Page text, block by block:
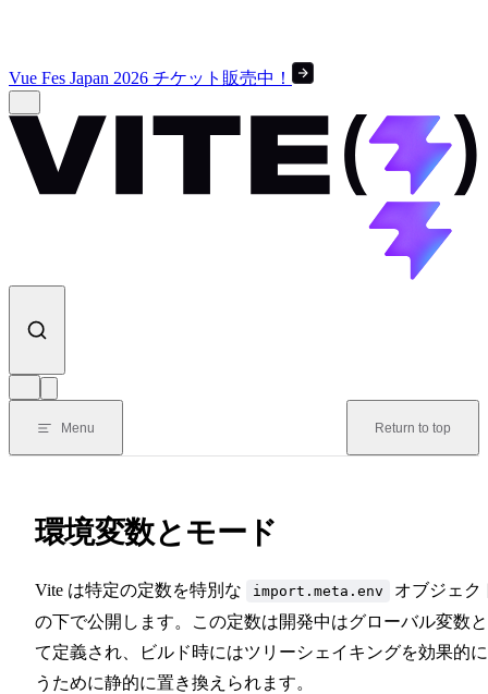
Vue Fes Japan 2026 チケット販売中！
Menu Return to top
環境変数とモード
Vite は特定の定数を特別な import.meta.env
オブジェク
の下で公開します。この定数は開発中はグローバル変数
て定義され、ビルド時にはツリーシェイキングを効果的
うために静的に置き換えられます。